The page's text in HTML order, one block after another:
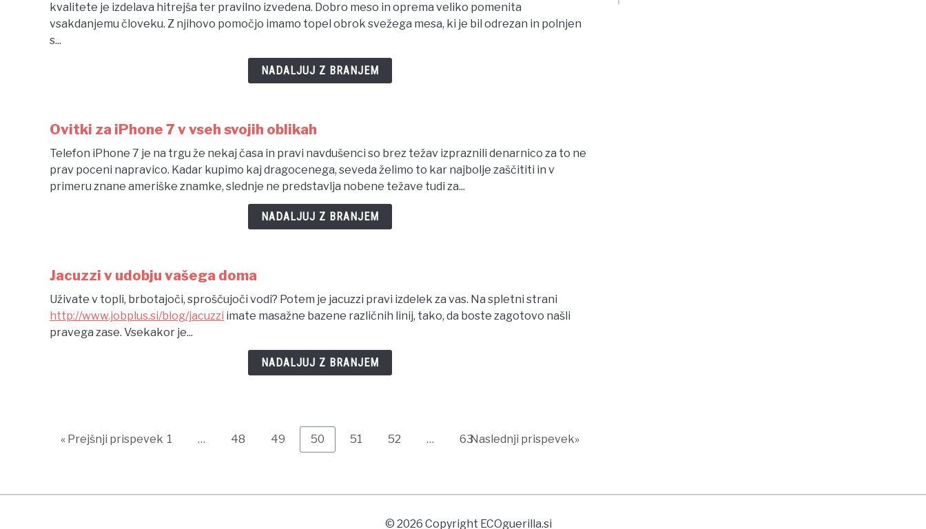
kvalitete je izdelava hitrejša ter pravilno izvedena. Dobro meso in oprema veliko pomenita
vsakdanjemu človeku. Z njihovo pomočjo imamo topel obrok svežega mesa, ki je bil odrezan in polnjen
s...
NADALJUJ Z BRANJEM
Ovitki za iPhone 7 v vseh svojih oblikah
Telefon iPhone 7 je na trgu že nekaj časa in pravi navdušenci so brez težav izpraznili denarnico za to ne
prav poceni napravico. Kadar kupimo kaj dragocenega, seveda želimo to kar najbolje zaščititi in v
primeru znane ameriške znamke, slednje ne predstavlja nobene težave tudi za...
NADALJUJ Z BRANJEM
Jacuzzi v udobju vašega doma
Uživate v topli, brbotajoči, sproščujoči vodi? Potem je jacuzzi pravi izdelek za vas. Na spletni strani
http://www.jobplus.si/blog/jacuzzi imate masažne bazene različnih linij, tako, da boste zagotovo našli
pravega zase. Vsekakor je...
NADALJUJ Z BRANJEM
« Prejšnji prispevek Page
1 … Page
48 Page
49 Page
50 Page
51 Page
52 … Page
63Naslednji prispevek»
© 2026 Copyright ECOguerilla.si